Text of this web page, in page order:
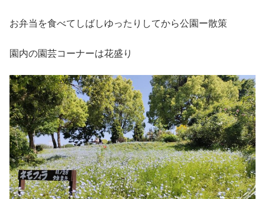
お弁当を食べてしばしゆったりしてから公園ー散策
園内の園芸コーナーは花盛り